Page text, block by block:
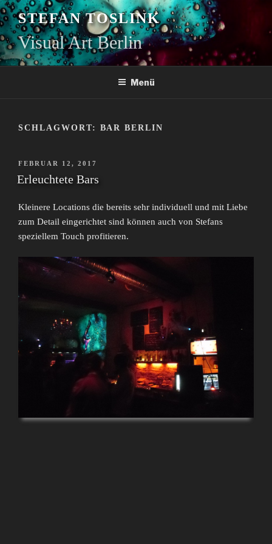
Zum
Inhalt
springen
STEFAN TOSLINK
Visual Art Berlin
Menü
SCHLAGWORT: BAR BERLIN
VERÖFFENTLICHT
AM
FEBRUAR 12, 2017
Erleuchtete Bars
Kleinere Locations die bereits sehr individuell und mit Liebe
zum Detail eingerichtet sind können auch von Stefans
speziellem Touch profitieren.